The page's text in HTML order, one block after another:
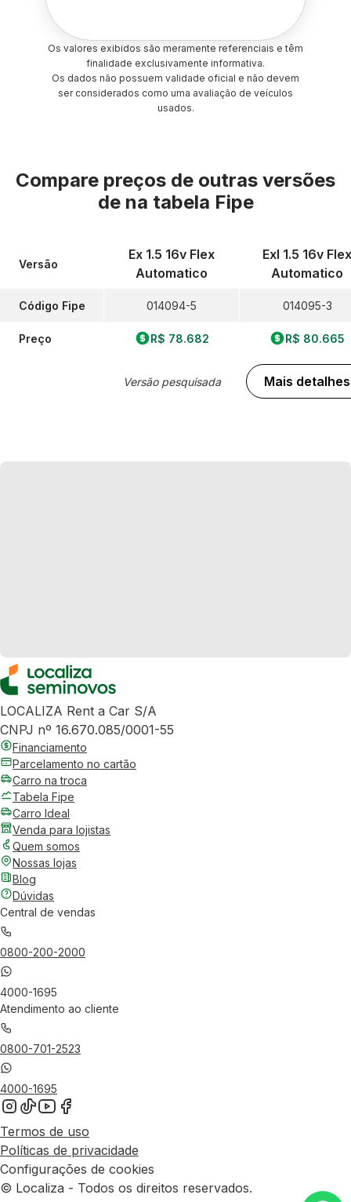
Os valores exibidos são meramente referenciais e têm
finalidade exclusivamente informativa.
Os dados não possuem validade oficial e não devem
ser considerados como uma avaliação de veículos
usados.
Compare preços de outras versões
de na tabela Fipe
Versão
Código Fipe
Preço
Ex 1.5 16v Flex
Automatico
014094-5
R$ 78.682
Versão pesquisada
Exl 1.5 16v Flex
Automatico
014095-3
R$ 80.665
Mais detalhes
LOCALIZA Rent a Car S/A
CNPJ nº 16.670.085/0001-55
Financiamento
Parcelamento no cartão
Carro na troca
Tabela Fipe
Carro Ideal
Venda para lojistas
Quem somos
Nossas lojas
Blog
Dúvidas
Central de vendas
0800-200-2000
4000-1695
Atendimento ao cliente
0800-701-2523
4000-1695
Termos de uso
Políticas de privacidade
Configurações de cookies
© Localiza - Todos os direitos reservados.